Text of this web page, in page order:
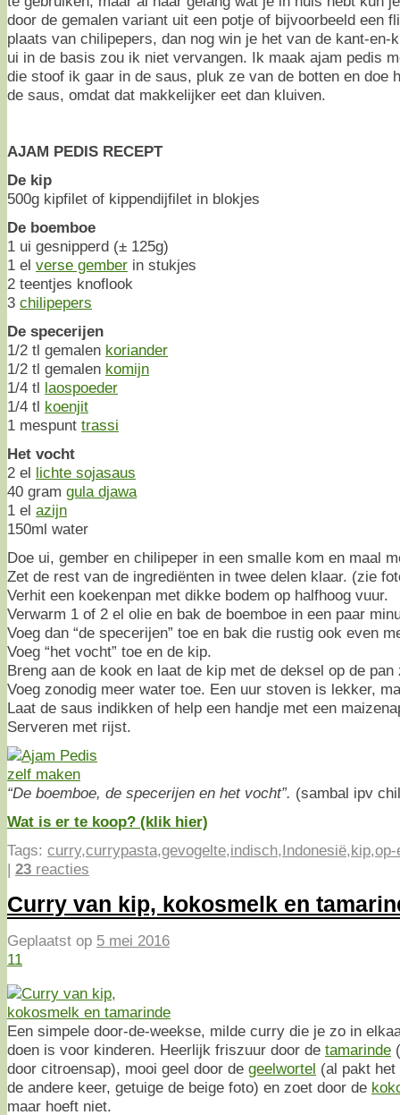
door de gemalen variant uit een potje of bijvoorbeeld een
plaats van chilipepers, dan nog win je het van de kant-en-
ui in de basis zou ik niet vervangen. Ik maak ajam pedis
die stoof ik gaar in de saus, pluk ze van de botten en doe
de saus, omdat dat makkelijker eet dan kluiven.
AJAM PEDIS RECEPT
De kip
500g kipfilet of kippendijfilet in blokjes
De boemboe
1 ui gesnipperd (± 125g)
1 el verse gember in stukjes
2 teentjes knoflook
3 chilipepers
De specerijen
1/2 tl gemalen koriander
1/2 tl gemalen komijn
1/4 tl laospoeder
1/4 tl koenjit
1 mespunt trassi
Het vocht
2 el lichte sojasaus
40 gram gula djawa
1 el azijn
150ml water
Doe ui, gember en chilipeper in een smalle kom en maal
Zet de rest van de ingrediënten in twee delen klaar. (zie
Verhit een koekenpan met dikke bodem op halfhoog vuur.
Verwarm 1 of 2 el olie en bak de boemboe in een paar
Voeg dan “de specerijen” toe en bak die rustig ook even
Voeg “het vocht” toe en de kip.
Breng aan de kook en laat de kip met de deksel op de
Voeg zonodig meer water toe. Een uur stoven is lekker,
Laat de saus indikken of help een handje met een
Serveren met rijst.
“De boemboe, de specerijen en het vocht”. (sambal ipv
Wat is er te koop? (klik hier)
Tags: curry,currypasta,gevogelte,indisch,Indonesië,kip,op-
| 23 reacties
Curry van kip, kokosmelk en
Geplaatst op 5 mei 2016
11
Een simpele door-de-weekse, milde curry die je zo in
doen is voor kinderen. Heerlijk friszuur door de tamarinde
door citroensap), mooi geel door de geelwortel (al pakt het
de andere keer, getuige de beige foto) en zoet door de
maar hoeft niet.